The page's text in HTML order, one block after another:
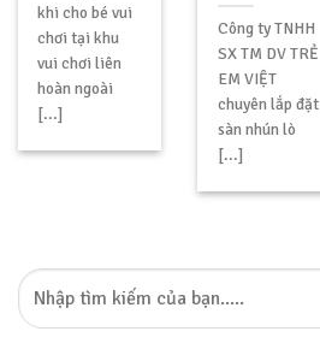
khi cho bé vui
chơi tại khu
vui chơi liên
hoàn ngoài
[...]
Công ty TNHH
SX TM DV TRẺ
EM VIỆT
chuyên lắp đặt
sàn nhún lò
[...]